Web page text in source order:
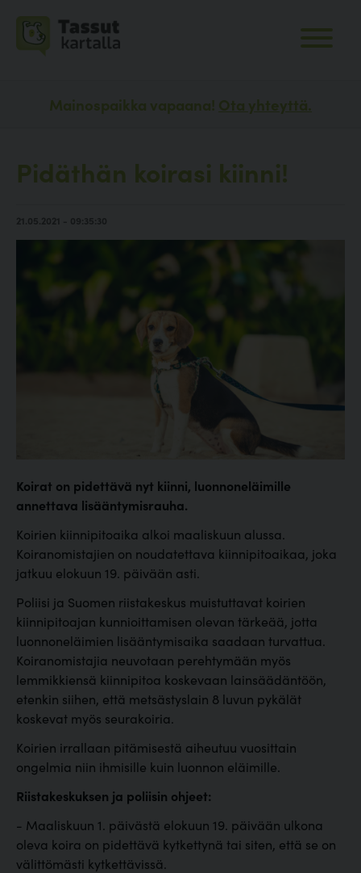
Mainospaikka vapaana! Ota yhteyttä.
Pidäthän koirasi kiinni!
Koirat on pidettävä nyt kiinni, luonnoneläimille
annettava lisääntymisrauha.
Koirien kiinnipitoaika alkoi maaliskuun alussa.
Koiranomistajien on noudatettava kiinnipitoaikaa, joka
jatkuu elokuun 19. päivään asti.
Poliisi ja Suomen riistakeskus muistuttavat koirien
kiinnipitoajan kunnioittamisen olevan tärkeää, jotta
luonnoneläimien lisääntymisaika saadaan turvattua.
Koiranomistajia neuvotaan perehtymään myös
lemmikkiensä kiinnipitoa koskevaan lainsäädäntöön,
etenkin siihen, että metsästyslain 8 luvun pykälät
koskevat myös seurakoiria.
Koirien irrallaan pitämisestä aiheutuu vuosittain
ongelmia niin ihmisille kuin luonnon eläimille.
Riistakeskuksen ja poliisin ohjeet:
- Maaliskuun 1. päivästä elokuun 19. päivään ulkona
oleva koira on pidettävä kytkettynä tai siten, että se on
välittömästi kytkettävissä.